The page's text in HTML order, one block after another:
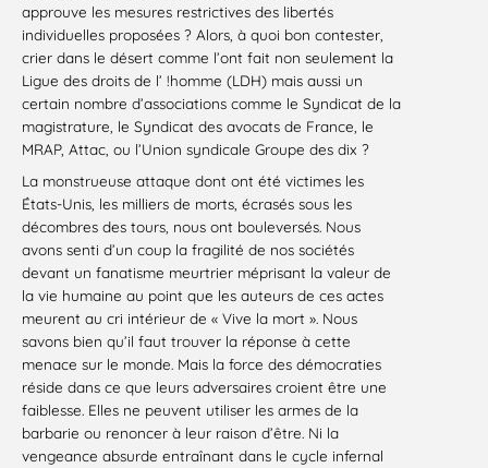
approuve les mesures restrictives des libertés
individuelles proposées ? Alors, à quoi bon contester,
crier dans le désert comme l’ont fait non seulement la
Ligue des droits de l’ !homme (LDH) mais aussi un
certain nombre d’associations comme le Syndicat de la
magistrature, le Syndicat des avocats de France, le
MRAP, Attac, ou l’Union syndicale Groupe des dix ?
La monstrueuse attaque dont ont été victimes les
États-Unis, les milliers de morts, écrasés sous les
décombres des tours, nous ont bouleversés. Nous
avons senti d’un coup la fragilité de nos sociétés
devant un fanatisme meurtrier méprisant la valeur de
la vie humaine au point que les auteurs de ces actes
meurent au cri intérieur de « Vive la mort ». Nous
savons bien qu’il faut trouver la réponse à cette
menace sur le monde. Mais la force des démocraties
réside dans ce que leurs adversaires croient être une
faiblesse. Elles ne peuvent utiliser les armes de la
barbarie ou renoncer à leur raison d’être. Ni la
vengeance absurde entraînant dans le cycle infernal